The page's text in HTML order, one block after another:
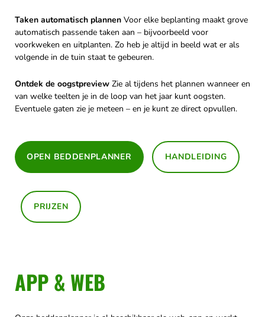
Taken automatisch plannen Voor elke beplanting maakt grove
automatisch passende taken aan – bijvoorbeeld voor
voorkweken en uitplanten. Zo heb je altijd in beeld wat er als
volgende in de tuin staat te gebeuren.
Ontdek de oogstpreview Zie al tijdens het plannen wanneer en
van welke teelten je in de loop van het jaar kunt oogsten.
Eventuele gaten zie je meteen – en je kunt ze direct opvullen.
OPEN BEDDENPLANNER HANDLEIDING
PRIJZEN
APP & WEB